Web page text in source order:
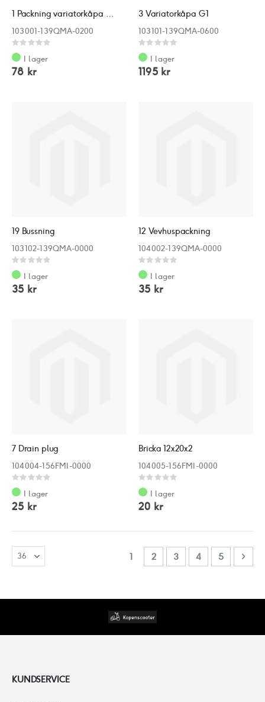
1 Packning variatorkåpa G1
103001-139QMA-0200
Rating:
0%
I lager
78 kr
3 Variatorkåpa G1
103101-139QMA-0600
Rating:
0%
I lager
1195 kr
19 Bussning
103102-139QMA-0000
Rating:
0%
I lager
35 kr
12 Vevhuspackning
104002-139QMA-0000
Rating:
0%
I lager
35 kr
7 Drain plug
104004-156FMI-0000
Rating:
0%
I lager
25 kr
Bricka 12x20x2
104005-156FMI-0000
Rating:
0%
I lager
20 kr
SidaYou're currently reading page
1 Sida
2 Sida
3 Sida
4 Sida
5 Sida
KUNDSERVICE